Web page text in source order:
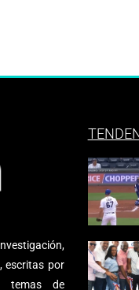
escritas por
temas de